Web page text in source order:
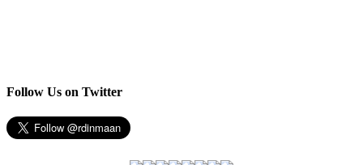
Follow Us on Twitter